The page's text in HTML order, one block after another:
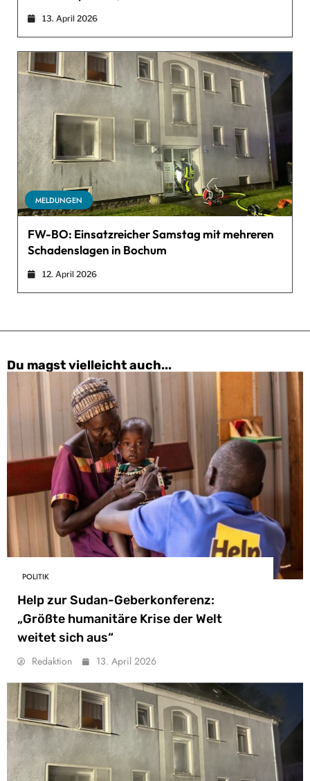
13. April 2026
MELDUNGEN
FW-BO: Einsatzreicher Samstag mit mehreren
Schadenslagen in Bochum
12. April 2026
Du magst vielleicht auch...
POLITIK
Help zur Sudan-Geberkonferenz:
„Größte humanitäre Krise der Welt
weitet sich aus“
Redaktion 13. April 2026